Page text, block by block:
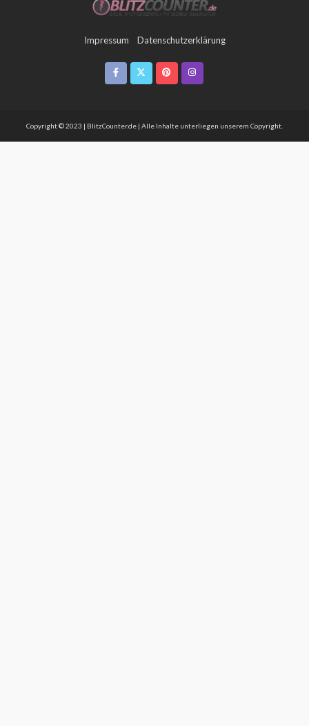
Impressum Datenschutzerklärung
Copyright © 2023 | BlitzCounter.de | Alle Inhalte unterliegen unserem Copyright.